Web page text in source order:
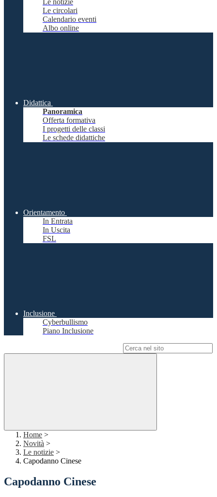
Le notizie
Le circolari
Calendario eventi
Albo online
Didattica
Panoramica
Offerta formativa
I progetti delle classi
Le schede didattiche
Orientamento
In Entrata
In Uscita
FSL
Inclusione
Cyberbullismo
Piano Inclusione
Home >
Novità >
Le notizie >
Capodanno Cinese
Capodanno Cinese